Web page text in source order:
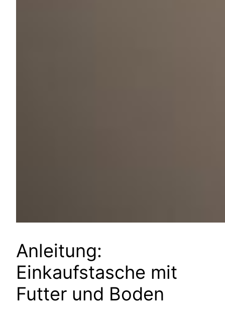
Anleitung:
Einkaufstasche mit
Futter und Boden